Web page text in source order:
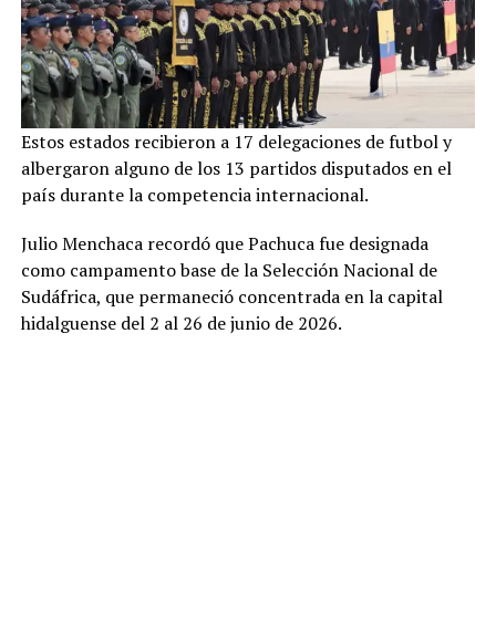
Estos estados recibieron a 17 delegaciones de futbol y
albergaron alguno de los 13 partidos disputados en el
país durante la competencia internacional.
Julio Menchaca recordó que Pachuca fue designada
como campamento base de la Selección Nacional de
Sudáfrica, que permaneció concentrada en la capital
hidalguense del 2 al 26 de junio de 2026.